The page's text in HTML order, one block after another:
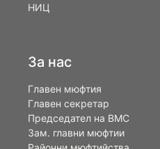
НИЦ
За нас
Главен мюфтия
Главен секретар
Председател на ВМС
Зам. главни мюфтии